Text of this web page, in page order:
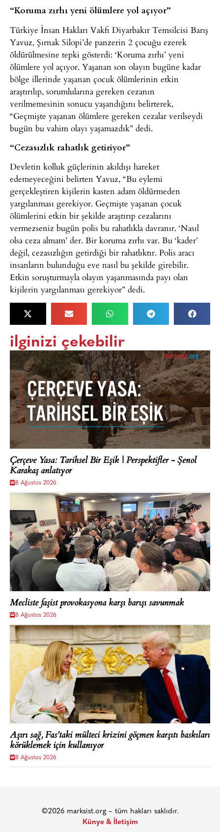
“Koruma zırhı yeni ölümlere yol açıyor”
Türkiye İnsan Hakları Vakfı Diyarbakır Temsilcisi Barış
Yavuz, Şırnak Silopi’de panzerin 2 çocuğu ezerek
öldürülmesine tepki gösterdi: ‘Koruma zırhı’ yeni
ölümlere yol açıyor. Yaşanan son olayın bugüne kadar
bölge illerinde yaşanan çocuk ölümlerinin etkin
araştırılıp, sorumlularına gereken cezanın
verilmemesinin sonucu yaşandığını belirterek,
“Geçmişte yaşanan ölümlere gereken cezalar verilseydi
bugün bu vahim olayı yaşamazdık” dedi.
“Cezasızlık rahatlık getiriyor”
Devletin kolluk güçlerinin akıldışı hareket
edemeyeceğini belirten Yavuz, “Bu eylemi
gerçekleştiren kişilerin kasten adam öldürmeden
yargılanması gerekiyor. Geçmişte yaşanan çocuk
ölümlerini etkin bir şekilde araştırıp cezalarını
vermezseniz bugün polis bu rahatlıkla davranır. ‘Nasıl
olsa ceza almam’ der. Bir koruma zırhı var. Bu ‘kader’
değil, cezasızlığın getirdiği bir rahatlıktır. Polis aracı
insanların bulunduğu eve nasıl bu şekilde girebilir.
Etkin soruşturmayla olayın yaşanmasında payı olan
kişilerin yargılanması gerekiyor” dedi.
ilginizi çekebilir
Çerçeve Yasa: Tarihsel Bir Eşik | Perspektifler - Şenol
Karakaş anlatıyor
8 Ağustos 2026
Mecliste faşist provokasyona karşı barışı savunmak
8 Ağustos 2026
Aşırı sağ, Fas’taki mülteci krizini göçmen karşıtı baskıları
körüklemek için kullanıyor
8 Ağustos 2026
©2026 marksist.org – tüm hakları saklıdır.
Künye & İletişim